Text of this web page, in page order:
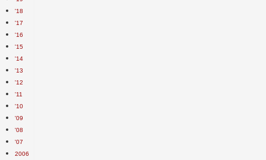
'18
'17
'16
'15
'14
'13
'12
'11
'10
'09
'08
'07
2006